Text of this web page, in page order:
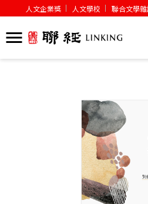
人文企業獎 人文學校 聯合文學